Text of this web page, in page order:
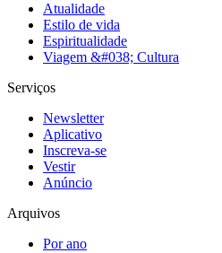
Atualidade
Estilo de vida
Espiritualidade
Viagem &#038; Cultura
Serviços
Newsletter
Aplicativo
Inscreva-se
Vestir
Anúncio
Arquivos
Por ano